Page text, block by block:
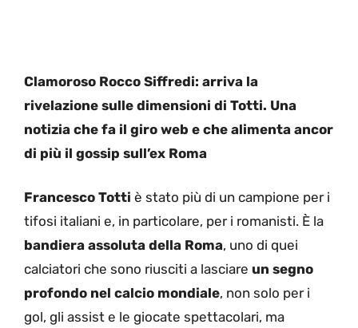
Clamoroso Rocco Siffredi: arriva la
rivelazione sulle dimensioni di Totti. Una
notizia che fa il giro web e che alimenta ancor
di più il gossip sull’ex Roma
Francesco Totti è stato più di un campione per i
tifosi italiani e, in particolare, per i romanisti. È la
bandiera assoluta della Roma, uno di quei
calciatori che sono riusciti a lasciare un segno
profondo nel calcio mondiale, non solo per i
gol, gli assist e le giocate spettacolari, ma